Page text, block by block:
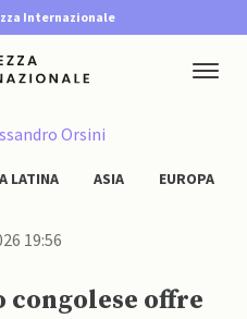
Internazionale
Orsini
LATINA ASIA EUROPA
19:56
congolese offre